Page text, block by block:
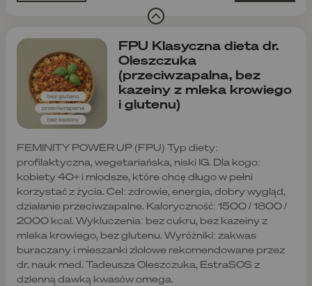
FPU Klasyczna dieta dr.
Oleszczuka
(przeciwzapalna, bez
kazeiny z mleka krowiego
i glutenu)
FEMINITY POWER UP (FPU) Typ diety:
profilaktyczna, wegetariańska, niski IG. Dla kogo:
kobiety 40+ i młodsze, które chcę długo w pełni
korzystać z życia. Cel: zdrowie, energia, dobry wygląd,
działanie przeciwzapalne. Kaloryczność: 1500 / 1800 /
2000 kcal. Wykluczenia: bez cukru, bez kazeiny z
mleka krowiego, bez glutenu. Wyróżniki: zakwas
buraczany i mieszanki ziołowe rekomendowane przez
dr. nauk med. Tadeusza Oleszczuka, EstraSOS z
dzienną dawką kwasów omega.